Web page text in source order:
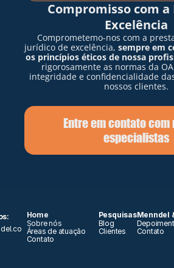
Compromisso com a
Excelência
Comprometemo-nos com a
jurídico de excelência, sempre em
os princípios éticos de nossa
rigorosamente as normas da
integridade e confidencialidade
nossos clientes.
Entre em contato com
especialistas
Home
Sobre nós
Áreas de atuação
Contato
Pesquisas
Blog
Clientes
Menndel
Contato